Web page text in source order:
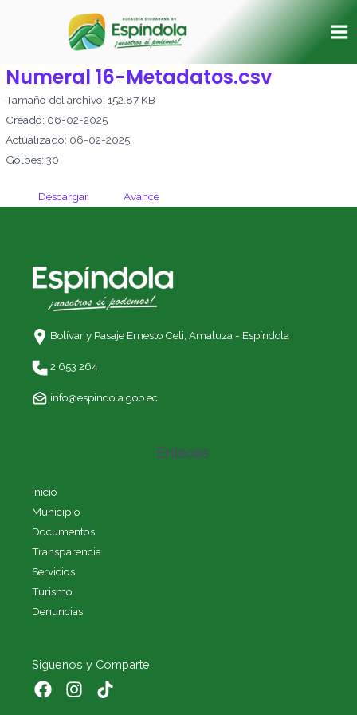
Numeral 16-Metadatos.csv
Tamaño del archivo: 152.87 KB
Creado: 06-02-2025
Actualizado: 06-02-2025
Golpes: 30
Descargar Avance
Bolívar y Pasaje Ernesto Celi, Amaluza - Espíndola
2 653 264
info@espindola.gob.ec
Enlaces
Inicio
Municipio
Documentos
Transparencia
Servicios
Turismo
Denuncias
Siguenos y Comparte